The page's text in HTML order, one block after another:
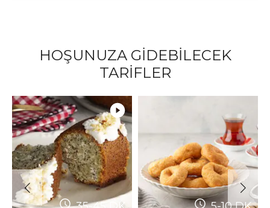
HOŞUNUZA GİDEBİLECEK
TARİFLER